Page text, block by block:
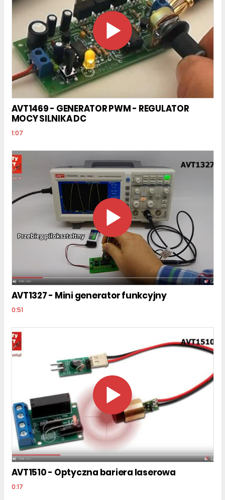
AVT1469 - GENERATOR PWM - REGULATOR
MOCY SILNIKA DC
1:07
AVT1327 - Mini generator funkcyjny
0:51
AVT1510 - Optyczna bariera laserowa
0:17